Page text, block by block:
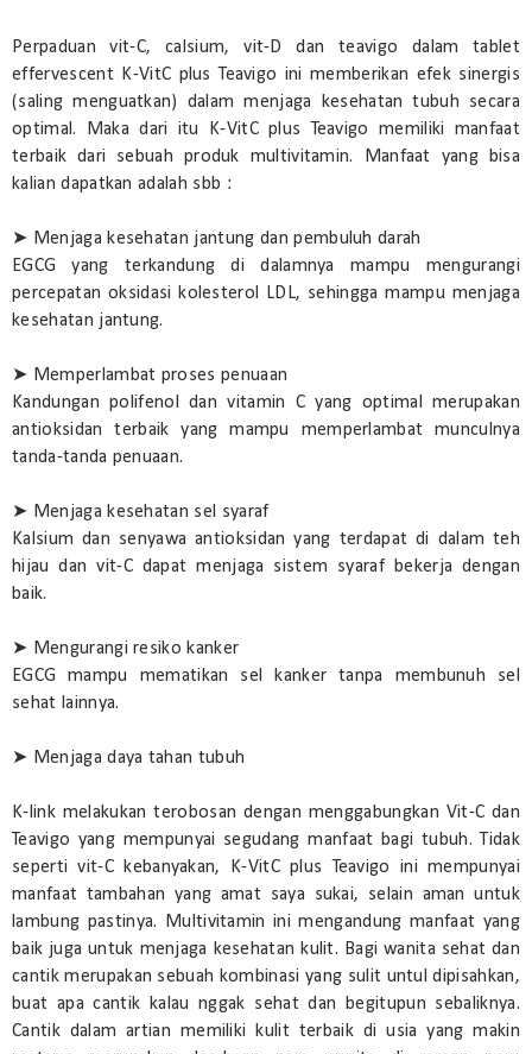
Perpaduan vit-C, calsium, vit-D dan teavigo dalam tablet
effervescent K-VitC plus Teavigo ini memberikan efek sinergis
(saling menguatkan) dalam menjaga kesehatan tubuh secara
optimal. Maka dari itu K-VitC plus Teavigo memiliki manfaat
terbaik dari sebuah produk multivitamin. Manfaat yang bisa
kalian dapatkan adalah sbb :
➤ Menjaga kesehatan jantung dan pembuluh darah
EGCG yang terkandung di dalamnya mampu mengurangi
percepatan oksidasi kolesterol LDL, sehingga mampu menjaga
kesehatan jantung.
➤ Memperlambat proses penuaan
Kandungan polifenol dan vitamin C yang optimal merupakan
antioksidan terbaik yang mampu memperlambat munculnya
tanda-tanda penuaan.
➤ Menjaga kesehatan sel syaraf
Kalsium dan senyawa antioksidan yang terdapat di dalam teh
hijau dan vit-C dapat menjaga sistem syaraf bekerja dengan
baik.
➤ Mengurangi resiko kanker
EGCG mampu mematikan sel kanker tanpa membunuh sel
sehat lainnya.
➤ Menjaga daya tahan tubuh
K-link melakukan terobosan dengan menggabungkan Vit-C dan
Teavigo yang mempunyai segudang manfaat bagi tubuh. Tidak
seperti vit-C kebanyakan, K-VitC plus Teavigo ini mempunyai
manfaat tambahan yang amat saya sukai, selain aman untuk
lambung pastinya. Multivitamin ini mengandung manfaat yang
baik juga untuk menjaga kesehatan kulit. Bagi wanita sehat dan
cantik merupakan sebuah kombinasi yang sulit untul dipisahkan,
buat apa cantik kalau nggak sehat dan begitupun sebaliknya.
Cantik dalam artian memiliki kulit terbaik di usia yang makin